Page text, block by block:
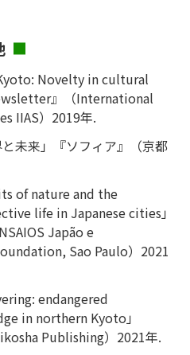
Novelty in cultural
』（International
IIAS）2019年.
と未来」『ソフィア』（京都
of nature and the
life in Japanese cities」
Japão e
Sao Paulo）2021
endangered
in northern Kyoto」
Publishing）2021年.